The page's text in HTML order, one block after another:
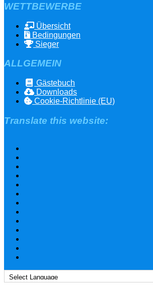
WETTBEWERBE
Übersicht
Bedingungen
Sieger
ALLGEMEIN
Gästebuch
Downloads
Cookie-Richtlinie (EU)
Translate this website: